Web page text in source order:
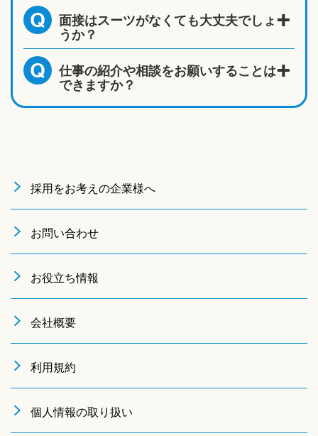
Q 面接はスーツがなくても大丈夫でしょ
うか？
Q 仕事の紹介や相談をお願いすることは
できますか？
採用をお考えの企業様へ
お問い合わせ
お役立ち情報
会社概要
利用規約
個人情報の取り扱い